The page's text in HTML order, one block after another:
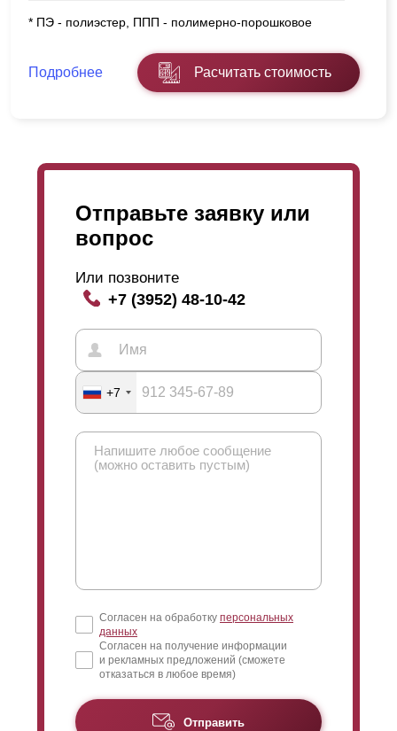
* ПЭ - полиэстер, ППП - полимерно-порошковое
Подробнее Расчитать стоимость
Отправьте заявку или
вопрос
Или позвоните
+7 (3952) 48-10-42
+7
Согласен на обработку персональных
данных
Согласен на получение информации
и рекламных предложений (сможете
отказаться в любое время)
Отправить